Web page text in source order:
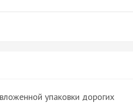
упаковки дорогих